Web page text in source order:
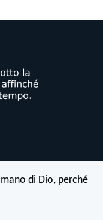
di Dio, perché